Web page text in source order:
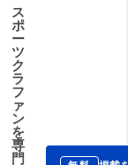
ス
ポ
ー
ツ
ク
ラ
フ
ァ
ン
を
専
門